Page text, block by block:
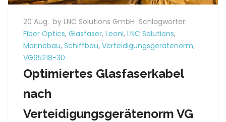
20 Aug. by LNC Solutions GmbH Schlagwörter:
Fiber Optics, Glasfaser, Leoni, LNC Solutions,
Marinebau, Schiffbau, Verteidigungsgerätenorm,
VG95218-30
Optimiertes Glasfaserkabel
nach
Verteidigungsgerätenorm VG